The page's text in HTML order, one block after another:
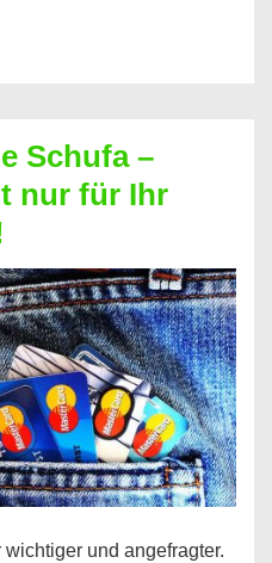
Schufa –
nur für Ihr
und angefragter.